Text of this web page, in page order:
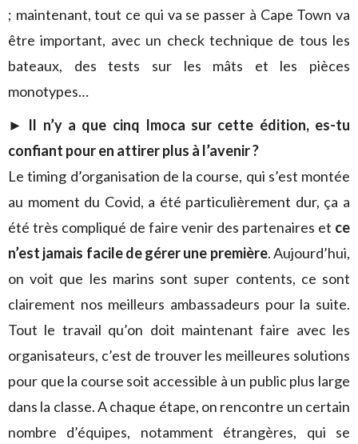
; maintenant, tout ce qui va se passer à Cape Town va
être important, avec un check technique de tous les
bateaux, des tests sur les mâts et les pièces
monotypes…
► Il n’y a que cinq Imoca sur cette édition, es-tu
confiant pour en attirer plus à l’avenir ?
Le timing d’organisation de la course, qui s’est montée
au moment du Covid, a été particulièrement dur, ça a
été très compliqué de faire venir des partenaires et ce
n’est jamais facile de gérer une première. Aujourd’hui,
on voit que les marins sont super contents, ce sont
clairement nos meilleurs ambassadeurs pour la suite.
Tout le travail qu’on doit maintenant faire avec les
organisateurs, c’est de trouver les meilleures solutions
pour que la course soit accessible à un public plus large
dans la classe. A chaque étape, on rencontre un certain
nombre d’équipes, notamment étrangères, qui se